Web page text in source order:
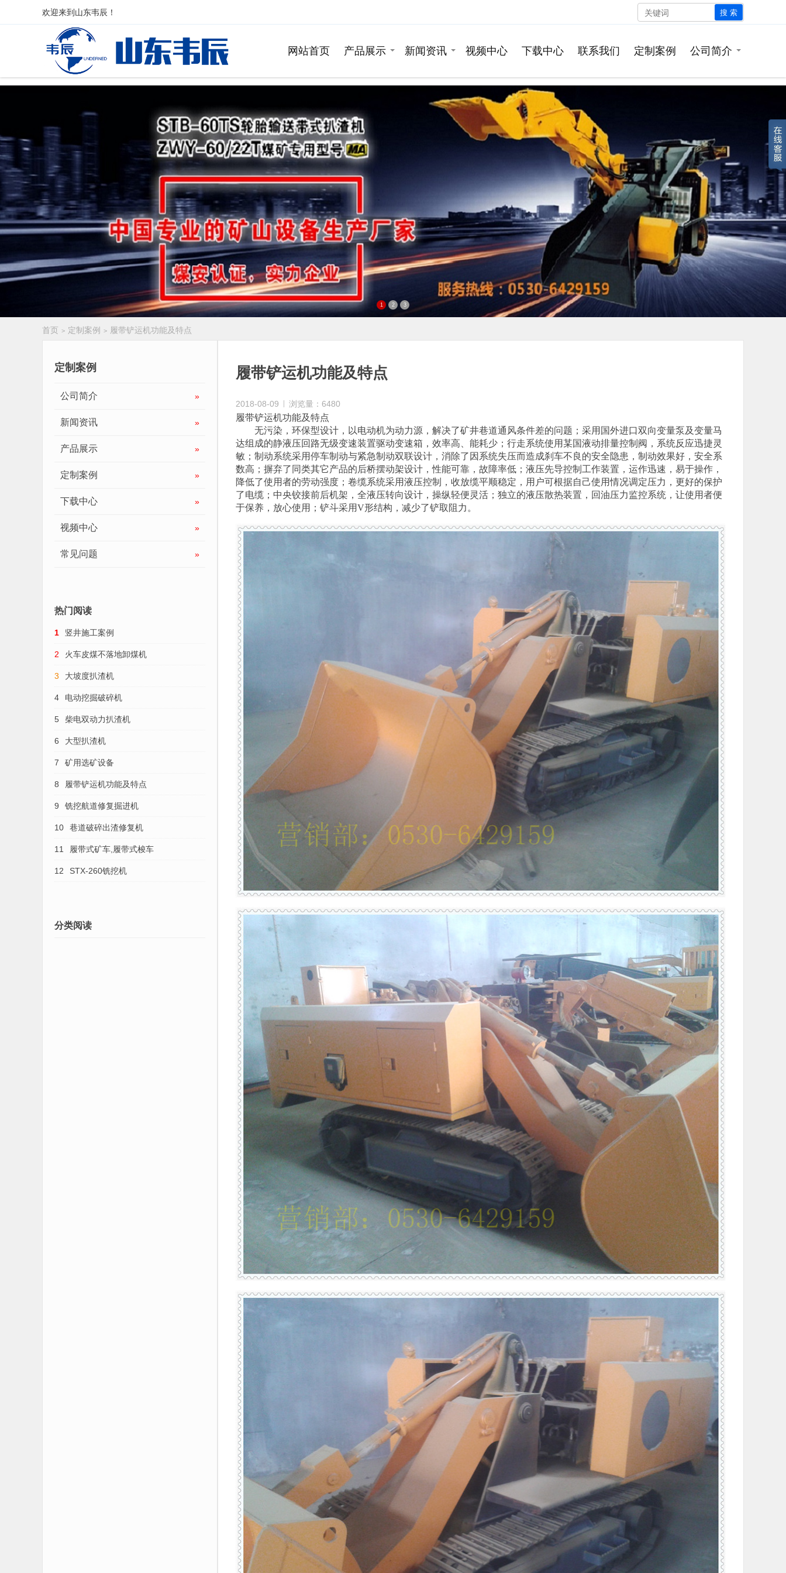
欢迎来到 山东韦辰 ！ 搜 索
网站首页 产品展示 新闻资讯 视频中心 下载中心 联系我们 定制案例 公司简介
1 2 3
首页 > 定制案例 > 履带铲运机功能及特点
履带铲运机功能及特点
2018-08-09 浏览量：6480
履带铲运机功能及特点
无污染，环保型设计，以电动机为动力源，解决了矿井巷道通风条件差的问题；采用国外进口双向变量泵及变量马
达组成的静液压回路无级变速装置驱动变速箱，效率高、能耗少；行走系统使用某国液动排量控制阀，系统反应迅捷灵
敏；制动系统采用停车制动与紧急制动双联设计，消除了因系统失压而造成刹车不良的安全隐患，制动效果好，安全系
数高；摒弃了同类其它产品的后桥摆动架设计，性能可靠，故障率低；液压先导控制工作装置，运作迅速，易于操作，
降低了使用者的劳动强度；卷缆系统采用液压控制，收放缆平顺稳定，用户可根据自己使用情况调定压力，更好的保护
了电缆；中央铰接前后机架，全液压转向设计，操纵轻便灵活；独立的液压散热装置，回油压力监控系统，让使用者便
于保养，放心使用；铲斗采用V形结构，减少了铲取阻力。
定制案例
公司简介 »
新闻资讯 »
产品展示 »
定制案例 »
下载中心 »
视频中心 »
常见问题 »
热门阅读
1 竖井施工案例
2 火车皮煤不落地卸煤机
3 大坡度扒渣机
4 电动挖掘破碎机
5 柴电双动力扒渣机
6 大型扒渣机
7 矿用选矿设备
8 履带铲运机功能及特点
9 铣挖航道修复掘进机
10 巷道破碎出渣修复机
11 履带式矿车,履带式梭车
12 STX-260铣挖机
分类阅读